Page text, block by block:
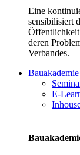
Eine
sensibilisiert
deren
Verbandes.
E-